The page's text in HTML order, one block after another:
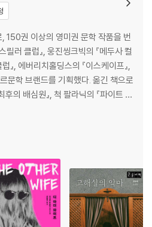
150권 이상의 영미권 문학 작품을 번
릴러 클럽』, 웅진씽크빅의 『메두사 컬
』, 에버리치홀딩스의 『이스케이프』,
문학 브랜드를 기획했다. 옮긴 책으로
후의 배심원』, 척 팔라닉의 『파이트 클
버트 러들럼의 『본 아이덴티티』, 제프
벤의 『단 한 번의 시선』, 마이클 로